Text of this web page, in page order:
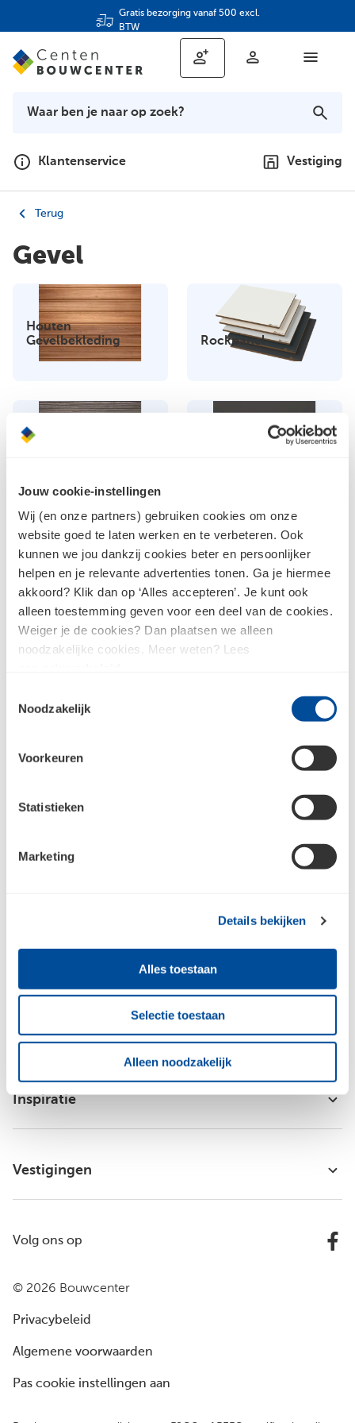
Jouw cookie-instellingen
Wij (en onze partners) gebruiken cookies om onze
website goed te laten werken en te verbeteren. Ook
kunnen we jou dankzij cookies beter en persoonlijker
helpen en je relevante advertenties tonen. Ga je hiermee
akkoord? Klik dan op ‘Alles accepteren’. Je kunt ook
alleen toestemming geven voor een deel van de cookies.
Weiger je de cookies? Dan plaatsen we alleen
noodzakelijke cookies. Meer weten? Lees
Noodzakelijk
Voorkeuren
Statistieken
Marketing
Details bekijken
Alles toestaan
Selectie toestaan
Alleen noodzakelijk
Gratis bezorging vanaf 500 excl.
BTW
Klantenservice Vestiging
Terug
Gevel
Houten
Gevelbekleding
Rockpanel
Composiet
Boeidelen
Achterhout
Gevelbekleding
Raadpleegons privacybeleid
voor meer informatie over hoe we jouw
Bouwcenter Centen
Inspiratie
Vestigingen
© 2026 Bouwcenter
Privacybeleid
Algemene voorwaarden
Pas cookie instellingen aan
Volg ons op